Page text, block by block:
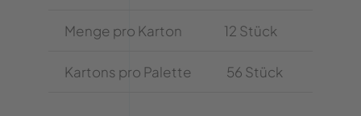
Menge pro Karton 12 Stück
Kartons pro Palette 56 Stück